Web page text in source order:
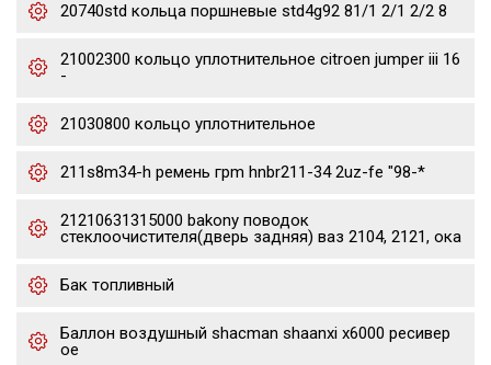
20740std кольца поршневые std4g92 81/1 2/1 2/2 8
21002300 кольцо уплотнительное citroen jumper iii 16
-
21030800 кольцо уплотнительное
211s8m34-h ремень грm hnbr211-34 2uz-fe "98-*
21210631315000 bakony поводок
стеклоочистителя(дверь задняя) ваз 2104, 2121, ока
Бак топливный
Баллон воздушный shacman shaanxi x6000 ресивер
oe